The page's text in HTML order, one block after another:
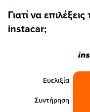
Γιατί να
instacar;
Ευελιξία
Συντήρηση